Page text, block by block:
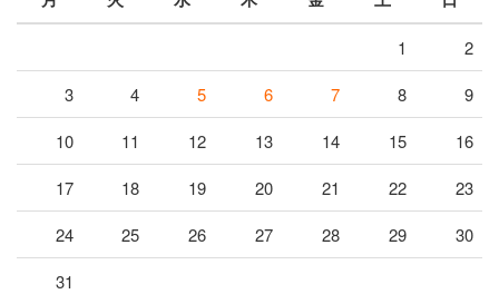
1
2
3
4 5 6 7 8
9
10
11 12 13 14 15
16
17
18 19 20 21 22
23
24
25 26 27 28 29
30
31